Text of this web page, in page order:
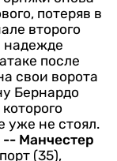
потеряв в
второго
надежде
после
свои ворота
Бернардо
уже не стоял.
Манчестер
(35),